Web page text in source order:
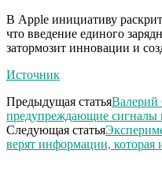
В Apple инициативу
что введение единого
затормозит инновации и
Источник
Предыдущая статьяВалерий
предупреждающие сигналы
Следующая статья
верят информации, которая